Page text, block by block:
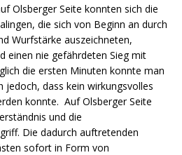
Olsberger Seite konnten sich die
die sich von Beginn an durch
Wurfstärke auszeichneten,
einen nie gefährdeten Sieg mit
die ersten Minuten konnte man
jedoch, dass kein wirkungsvolles
konnte. Auf Olsberger Seite
und die
Die dadurch auftretenden
sofort in Form von